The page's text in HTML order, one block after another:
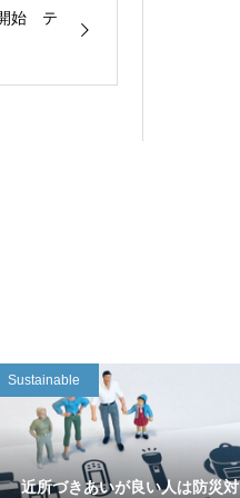
開始 テ
Sustainable
近所づきあいが良い人は防災対